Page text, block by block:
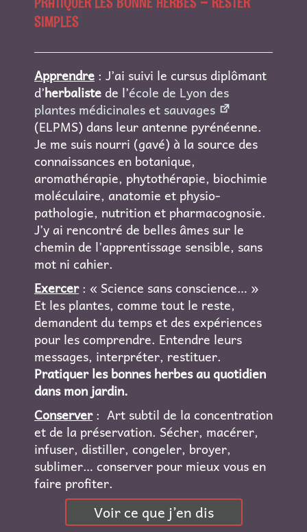
SIMPLES
Apprendre : J’ai suivi le cursus diplômant
d’herbaliste de l’école de Lyon des
plantes médicinales et sauvages
(ELPMS) dans leur antenne pyrénéenne.
Je me suis nourri (gavé) à la source des
connaissances en botanique,
aromathérapie, phytothérapie, biochimie
moléculaire, anatomie et physio-
pathologie, nutrition et pharmacognosie.
J’y ai rencontré de belles âmes sur le
chemin de l’apprentissage sensible, sans
mot ni cahier.
Exercer: « Science sans conscience… »
Et les plantes, comme tout le reste,
demandent du temps et des expériences
pour les comprendre. Entendre leurs
messages, interpréter, restituer.
Pratiquer les bonnes herbes au quotidien
dans mon jardin.
Conserver : Art subtil de la concentration
et de la préservation. Sécher, macérer,
infuser, distiller, congeler, broyer,
sublimer… conserver pour mieux vous en
faire profiter.
Voir ce que j’en dis